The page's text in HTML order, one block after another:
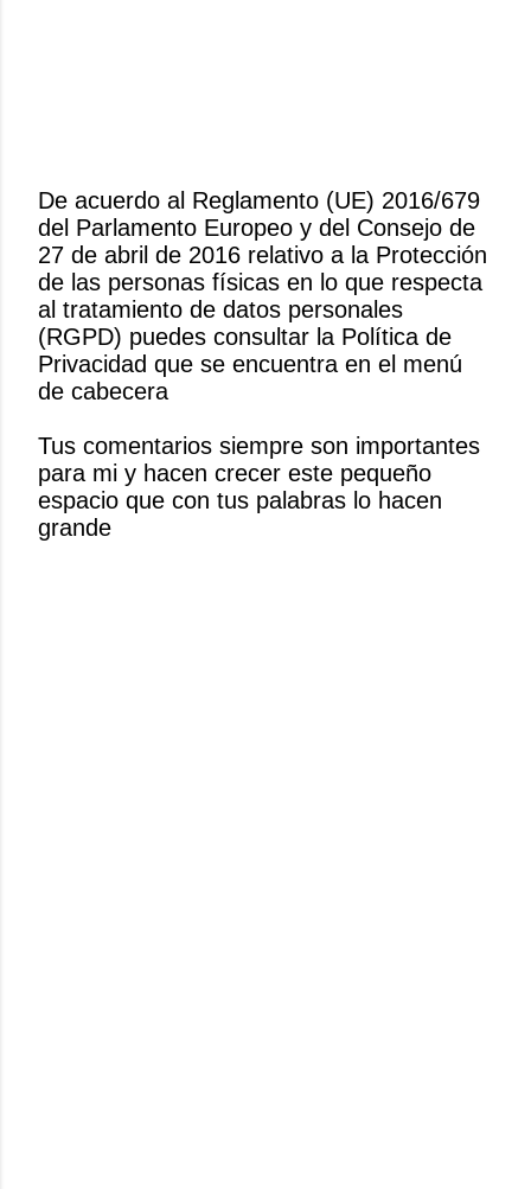
P
u
b
l
i
c
a
u
n
c
o
De acuerdo al Reglamento (UE) 2016/679
del Parlamento Europeo y del Consejo de
27 de abril de 2016 relativo a la Protección
de las personas físicas en lo que respecta
al tratamiento de datos personales
(RGPD) puedes consultar la Política de
Privacidad que se encuentra en el menú
de cabecera
Tus comentarios siempre son importantes
para mi y hacen crecer este pequeño
espacio que con tus palabras lo hacen
grande